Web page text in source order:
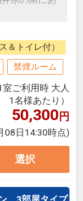
ール条約に
がございま
切山や実山に
風光明媚な三
勝を見せる
む、懐の深
ていただけ
季は「七
＆トイレ付）
禁煙ルーム
室ご利用時 大人
1名様あたり）
50,300円
08日14:30時点)
選択